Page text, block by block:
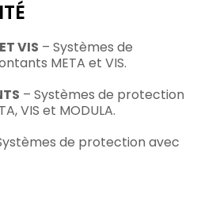
VIS – Systèmes de
META et VIS.
– Systèmes de protection
VIS et MODULA.
de protection avec